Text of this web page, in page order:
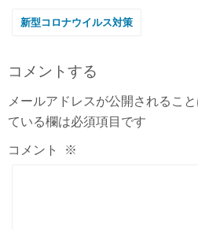
新型コロナウイルス対策
コメントする
メールアドレスが公開されること
ている欄は必須項目です
コメント ※